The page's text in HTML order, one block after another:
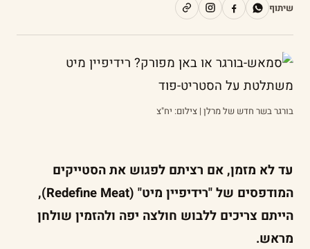
שיתוף
בורגר בשר חדש של מרלן | צילום: יח"צ
עד לא מזמן, אם רציתם לפגוש את הסטייקים
המודפסים של "רידיפיין מיט" (Redefine Meat),
הייתם צריכים ללבוש חולצה יפה ולהזמין שולחן
מראש.